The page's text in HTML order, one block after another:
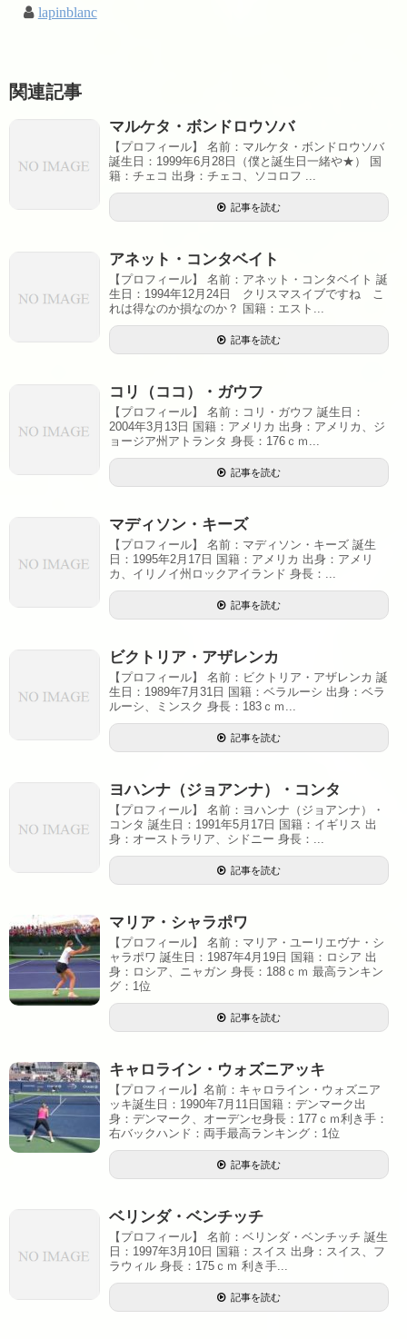
lapinblanc
関連記事
マルケタ・ボンドロウソバ
【プロフィール】 名前：マルケタ・ボンドロウソバ
誕生日：1999年6月28日（僕と誕生日一緒や★） 国
籍：チェコ 出身：チェコ、ソコロフ ...
記事を読む
アネット・コンタベイト
【プロフィール】 名前：アネット・コンタベイト 誕
生日：1994年12月24日 クリスマスイブですね こ
れは得なのか損なのか？ 国籍：エスト...
記事を読む
コリ（ココ）・ガウフ
【プロフィール】 名前：コリ・ガウフ 誕生日：
2004年3月13日 国籍：アメリカ 出身：アメリカ、ジ
ョージア州アトランタ 身長：176ｃｍ...
記事を読む
マディソン・キーズ
【プロフィール】 名前：マディソン・キーズ 誕生
日：1995年2月17日 国籍：アメリカ 出身：アメリ
カ、イリノイ州ロックアイランド 身長：...
記事を読む
ビクトリア・アザレンカ
【プロフィール】 名前：ビクトリア・アザレンカ 誕
生日：1989年7月31日 国籍：ベラルーシ 出身：ベラ
ルーシ、ミンスク 身長：183ｃｍ...
記事を読む
ヨハンナ（ジョアンナ）・コンタ
【プロフィール】 名前：ヨハンナ（ジョアンナ）・
コンタ 誕生日：1991年5月17日 国籍：イギリス 出
身：オーストラリア、シドニー 身長：...
記事を読む
マリア・シャラポワ
【プロフィール】 名前：マリア・ユーリエヴナ・シ
ャラポワ 誕生日：1987年4月19日 国籍：ロシア 出
身：ロシア、ニャガン 身長：188ｃｍ 最高ランキン
グ：1位
記事を読む
キャロライン・ウォズニアッキ
【プロフィール】名前：キャロライン・ウォズニア
ッキ誕生日：1990年7月11日国籍：デンマーク出
身：デンマーク、オーデンセ身長：177ｃｍ利き手：
右バックハンド：両手最高ランキング：1位
記事を読む
ベリンダ・ベンチッチ
【プロフィール】 名前：ベリンダ・ベンチッチ 誕生
日：1997年3月10日 国籍：スイス 出身：スイス、フ
ラウィル 身長：175ｃｍ 利き手...
記事を読む